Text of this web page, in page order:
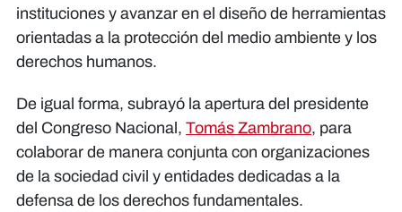
instituciones y avanzar en el diseño de herramientas
orientadas a la protección del medio ambiente y los
derechos humanos.
De igual forma, subrayó la apertura del presidente
del Congreso Nacional, Tomás Zambrano, para
colaborar de manera conjunta con organizaciones
de la sociedad civil y entidades dedicadas a la
defensa de los derechos fundamentales.